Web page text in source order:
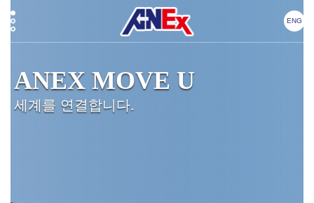
ENG
ANEX MOVE U
세계를 연결합니다.
ANEX MOVE U
세계를 연결합니다.